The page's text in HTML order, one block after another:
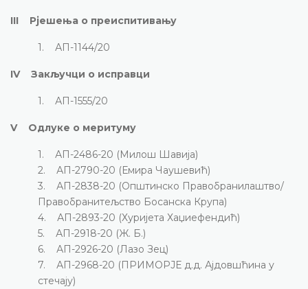
III Рјешења о преиспитивању
1. АП-1144/20
IV Закључци о исправци
1. АП-1555/20
V Одлуке о меритуму
1. АП-2486-20 (Милош Шавија)
2. АП-2790-20 (Емира Чаушевић)
3. АП-2838-20 (Општинско Правобранилаштво/
Правобранитељство Босанска Крупа)
4. АП-2893-20 (Хуријета Хаџиефендић)
5. АП-2918-20 (Ж. Б.)
6. АП-2926-20 (Лазо Зец)
7. АП-2968-20 (ПРИМОРЈЕ д.д. Ајдовшћина у
стечају)